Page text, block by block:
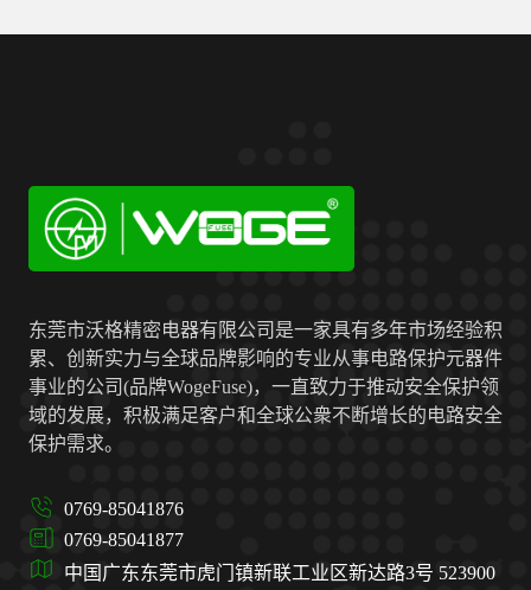
东莞市沃格精密电器有限公司是一家具有多年市场经验积
累、创新实力与全球品牌影响的专业从事电路保护元器件
事业的公司(品牌WogeFuse)，一直致力于推动安全保护领
域的发展，积极满足客户和全球公衆不断增长的电路安全
保护需求。
0769-85041876
0769-85041877
中国广东东莞市虎门镇新联工业区新达路3号 523900